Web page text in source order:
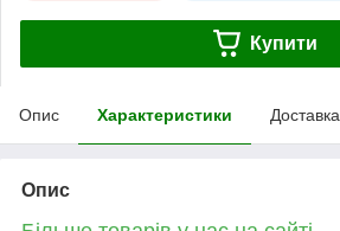
Купити
Опис Характеристики Доставка
Опис